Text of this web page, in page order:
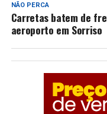
NÃO PERCA
Carretas batem de
aeroporto em Sorriso